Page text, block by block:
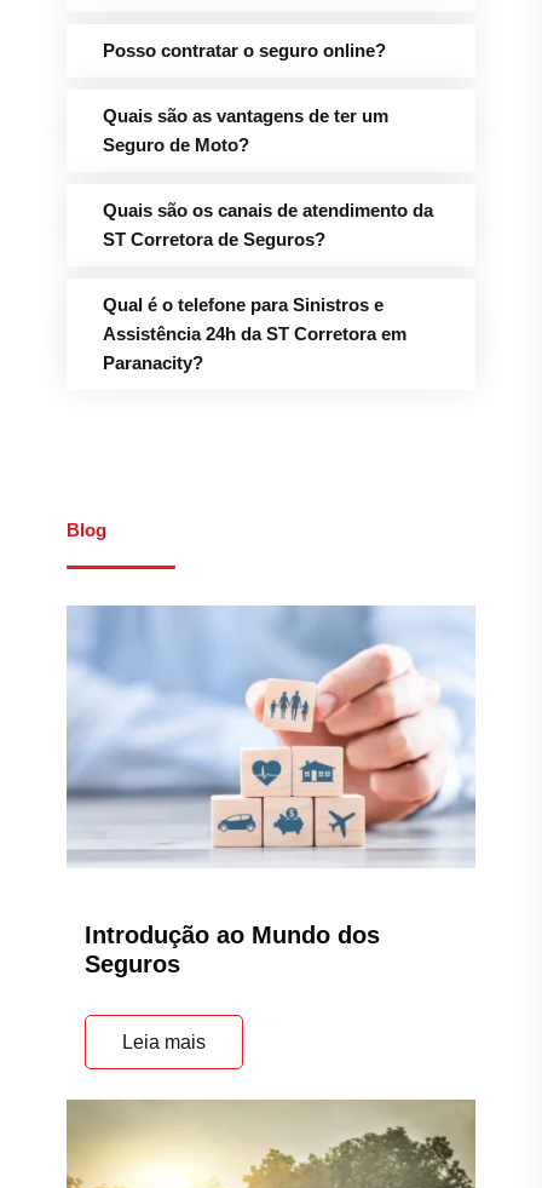
Posso contratar o seguro online?
Quais são as vantagens de ter um
Seguro de Moto?
Quais são os canais de atendimento da
ST Corretora de Seguros?
Qual é o telefone para Sinistros e
Assistência 24h da ST Corretora em
Paranacity?
Blog
Introdução ao Mundo dos
Seguros
Leia mais